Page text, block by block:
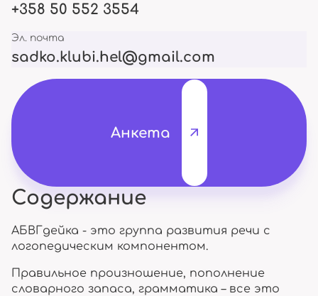
+358 50 552 3554
Эл. почта
sadko.klubi.hel@gmail.com
Анкета
Содержание
АБВГдейка - это группа развития речи с
логопедическим компонентом.
Правильное произношение, пополнение
словарного запаса, грамматика – все это